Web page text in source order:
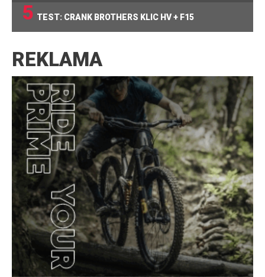
5 TEST: CRANK BROTHERS KLIC HV + F15
REKLAMA